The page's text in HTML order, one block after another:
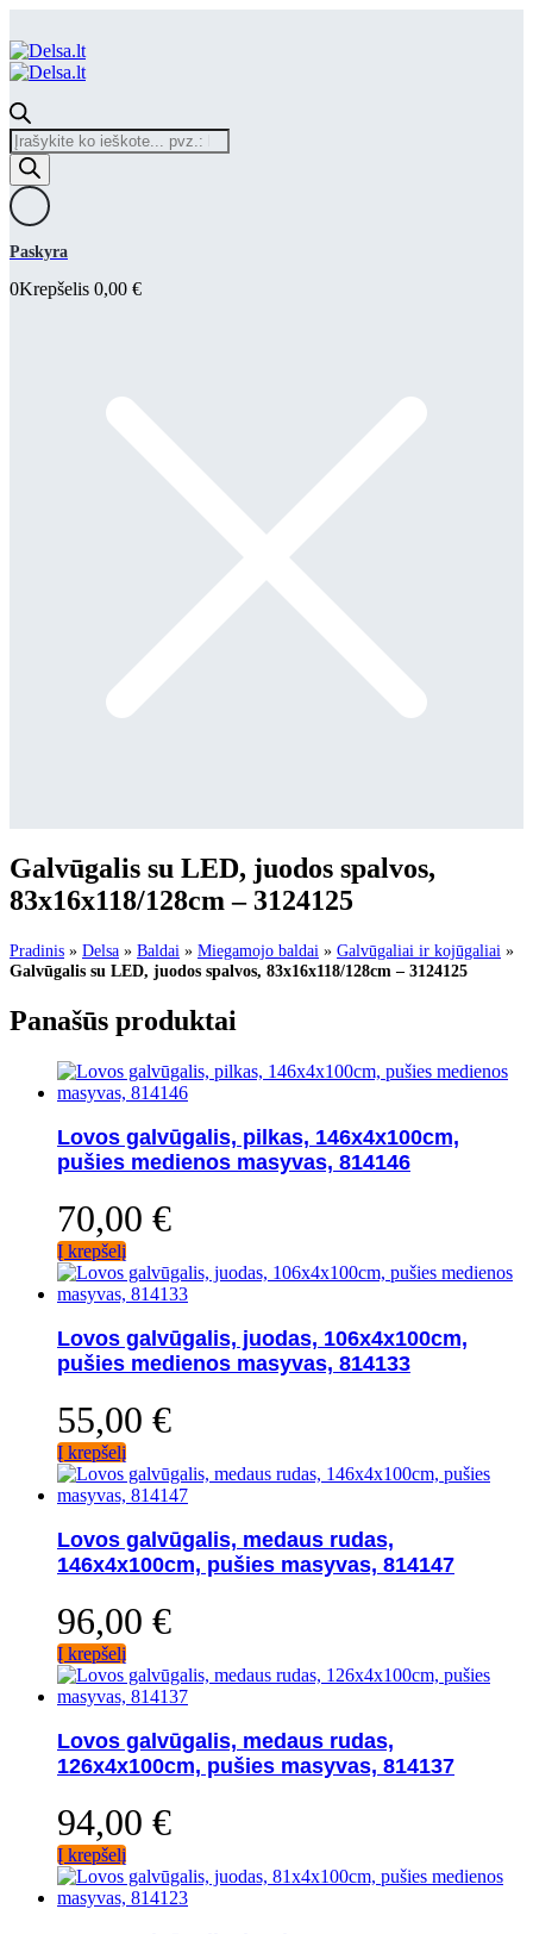
Products
search
Paskyra
0Krepšelis 0,00 €
Galvūgalis su LED, juodos spalvos,
83x16x118/128cm – 3124125
Pradinis » Delsa » Baldai » Miegamojo baldai » Galvūgaliai ir kojūgaliai »
Galvūgalis su LED, juodos spalvos, 83x16x118/128cm – 3124125
Panašūs produktai
Lovos galvūgalis, pilkas, 146x4x100cm,
pušies medienos masyvas, 814146
70,00 €
Į krepšelį
Lovos galvūgalis, juodas, 106x4x100cm,
pušies medienos masyvas, 814133
55,00 €
Į krepšelį
Lovos galvūgalis, medaus rudas,
146x4x100cm, pušies masyvas, 814147
96,00 €
Į krepšelį
Lovos galvūgalis, medaus rudas,
126x4x100cm, pušies masyvas, 814137
94,00 €
Į krepšelį